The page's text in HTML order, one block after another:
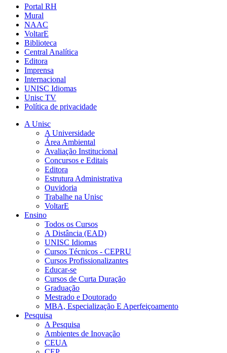
Portal RH
Mural
NAAC
VoltarE
Biblioteca
Central Analítica
Editora
Imprensa
Internacional
UNISC Idiomas
Unisc TV
Política de privacidade
A Unisc
A Universidade
Área Ambiental
Avaliação Institucional
Concursos e Editais
Editora
Estrutura Administrativa
Ouvidoria
Trabalhe na Unisc
VoltarE
Ensino
Todos os Cursos
A Distância (EAD)
UNISC Idiomas
Cursos Técnicos - CEPRU
Cursos Profissionalizantes
Educar-se
Cursos de Curta Duração
Graduação
Mestrado e Doutorado
MBA, Especialização E Aperfeiçoamento
Pesquisa
A Pesquisa
Ambientes de Inovação
CEUA